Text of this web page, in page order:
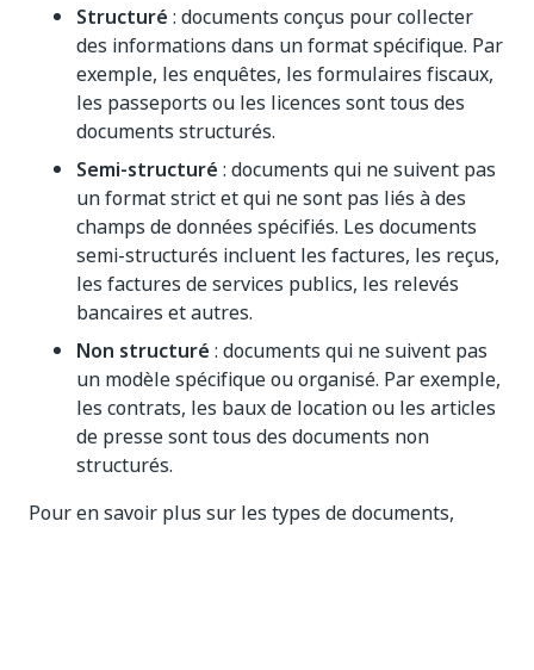
Structuré : documents conçus pour collecter
des informations dans un format spécifique. Par
exemple, les enquêtes, les formulaires fiscaux,
les passeports ou les licences sont tous des
documents structurés.
Semi-structuré : documents qui ne suivent pas
un format strict et qui ne sont pas liés à des
champs de données spécifiés. Les documents
semi-structurés incluent les factures, les reçus,
les factures de services publics, les relevés
bancaires et autres.
Non structuré : documents qui ne suivent pas
un modèle spécifique ou organisé. Par exemple,
les contrats, les baux de location ou les articles
de presse sont tous des documents non
structurés.
Pour en savoir plus sur les types de documents,